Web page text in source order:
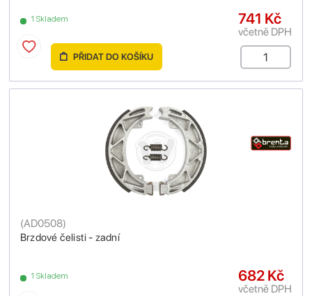
1 Skladem 741 Kč
včetně DPH
PŘIDAT DO KOŠÍKU
Brzdové čelisti - zadní
(AD0508)
1 Skladem 682 Kč
včetně DPH